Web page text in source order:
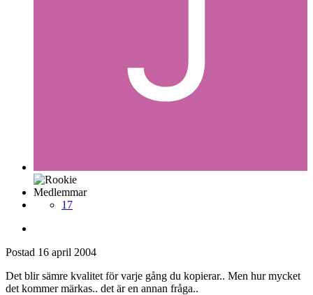
Medlemmar
17
Postad 16 april 2004
Det blir sämre kvalitet för varje gång du kopierar.. Men hur mycket
det kommer märkas.. det är en annan fråga..